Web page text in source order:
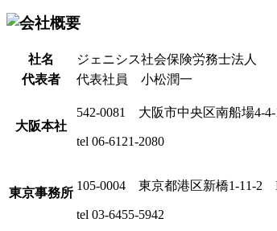
社名
ジェニシス社会保険労務士法人
代表者
代表社員 小松潤一
大阪本社
542-0081 大阪市中央区南船場4-
tel 06-6121-2080
東京事務所
105-0004 東京都港区新橋1-11-2
tel 03-6455-5942